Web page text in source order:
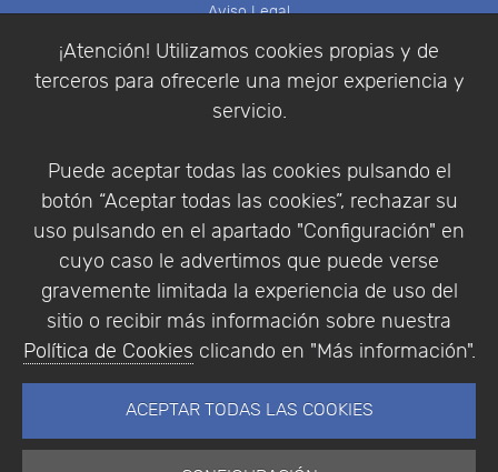
¡Atención! Utilizamos cookies propias y de
terceros para ofrecerle una mejor experiencia y
servicio.
Puede aceptar todas las cookies pulsando el
botón “Aceptar todas las cookies”, rechazar su
uso pulsando en el apartado "Configuración" en
cuyo caso le advertimos que puede verse
gravemente limitada la experiencia de uso del
sitio o recibir más información sobre nuestra
Política de Cookies clicando en "Más información".
ACEPTAR TODAS LAS COOKIES
Aviso Legal
Condiciones de compra
Identificarse
Empresa|Aviso Legal| Política de Privacidad |
Política de Cookies
© Copyright 1994 - 2026. Addlink Software
Científico, S.L.
Portugal.